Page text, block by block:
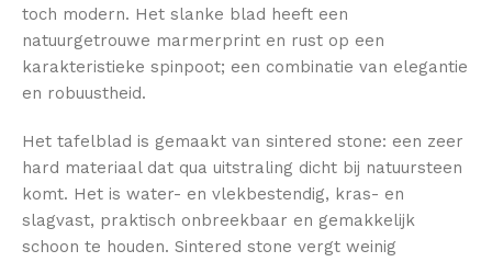
toch modern. Het slanke blad heeft een
natuurgetrouwe marmerprint en rust op een
karakteristieke spinpoot; een combinatie van elegantie
en robuustheid.
Het tafelblad is gemaakt van sintered stone: een zeer
hard materiaal dat qua uitstraling dicht bij natuursteen
komt. Het is water- en vlekbestendig, kras- en
slagvast, praktisch onbreekbaar en gemakkelijk
schoon te houden. Sintered stone vergt weinig